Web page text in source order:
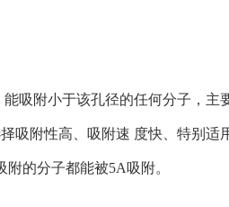
吸附小于该孔径的任何分子，
吸附性高、吸附速 度快、特别
的分子都能被5A吸附。